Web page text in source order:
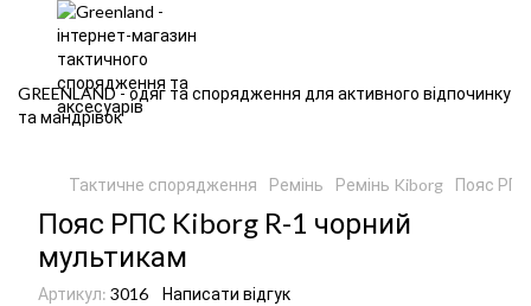
GREENLAND - одяг та спорядження для активного відпочинку
та мандрівок
Тактичне спорядження Ремінь Ремінь Kiborg Пояс РПС
Пояс РПС Kiborg R-1 чорний
мультикам
Артикул: 3016 Написати відгук